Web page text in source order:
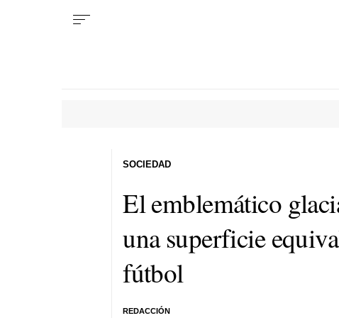
El emblemático
una superficie
fútbol
REDACCIÓN
SOCIEDAD